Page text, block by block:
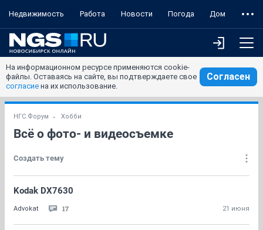
Недвижимость Работа Новости Погода Дом
На информационном ресурсе применяются cookie-
файлы. Оставаясь на сайте, вы подтверждаете свое
согласие на их использование.
Согласен
НГС.Форум Хобби
Всё о фото- и видеосъемке
Создать тему
Kodak DX7630
Advokat 17 21 июня